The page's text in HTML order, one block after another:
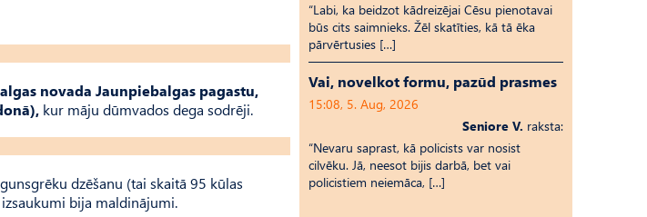
novada Jaunpiebalgas pagastu,
kur māju dūmvados dega sodrēji.
dzēšanu (tai skaitā 95 kūlas
bija maldinājumi.
“Labi, ka beidzot kādreizējai Cēsu pienotavai
būs cits saimnieks. Žēl skatīties, kā tā ēka
pārvērtusies […]
Vai, novelkot formu, pazūd prasmes
15:08, 5. Aug, 2026
Seniore V. raksta:
“Nevaru saprast, kā policists var nosist
cilvēku. Jā, neesot bijis darbā, bet vai
policistiem neiemāca, […]